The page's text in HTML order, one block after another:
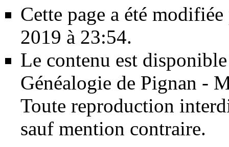
Cette page a été
2019 à 23:54.
Le contenu est
Généalogie de Pignan -
Toute reproduction
sauf mention contraire.